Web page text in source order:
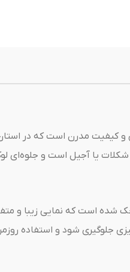
و کیفیت مدرن است که در
یا آجیل است و جلوه‌ای
است که نمایی زیبا و
جلوگیری شود و استفاده